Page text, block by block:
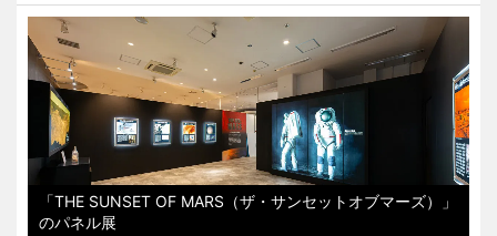
「THE SUNSET OF MARS（ザ・サンセットオブマーズ）」
のパネル展